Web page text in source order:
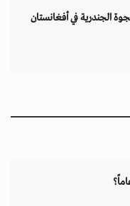
الجندرية في أفغانستان